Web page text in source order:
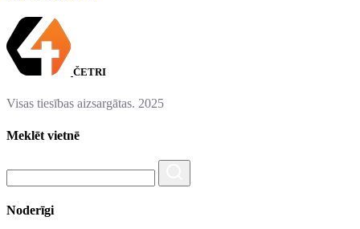
ČETRI
Visas tiesības aizsargātas. 2025
Meklēt vietnē
Noderīgi